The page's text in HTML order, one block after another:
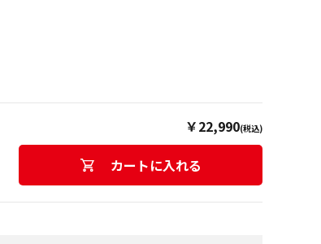
￥22,990(税込)
カートに入れる